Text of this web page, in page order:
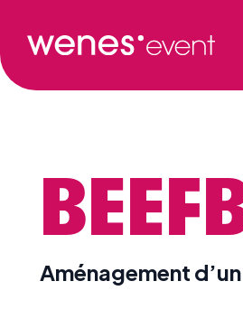
Aménagement